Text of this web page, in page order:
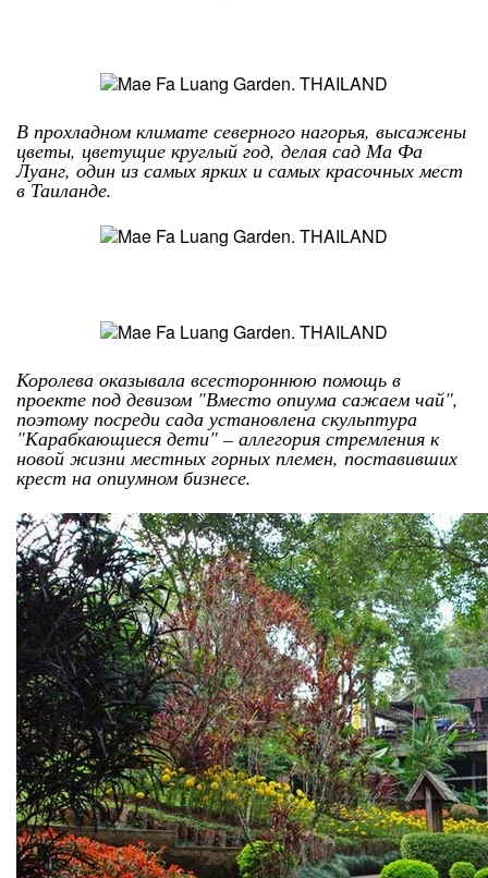
В прохладном климате северного нагорья, высажены
цветы, цветущие круглый год, делая сад Ма Фа
Луанг, один из самых ярких и самых красочных мест
в Таиланде.
Королева оказывала всестороннюю помощь в
проекте под девизом "Вместо опиума сажаем чай",
поэтому посреди сада установлена скульптура
"Карабкающиеся дети" – аллегория стремления к
новой жизни местных горных племен, поставивших
крест на опиумном бизнесе.